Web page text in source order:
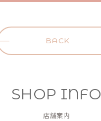
BACK
SHOP INFO
店舗案内